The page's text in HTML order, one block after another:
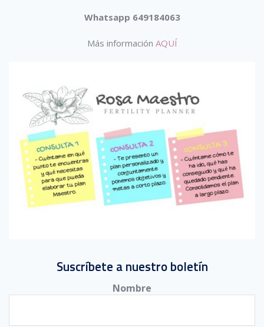
Whatsapp 649184063
Más información AQUÍ
Suscríbete a nuestro boletín
Nombre